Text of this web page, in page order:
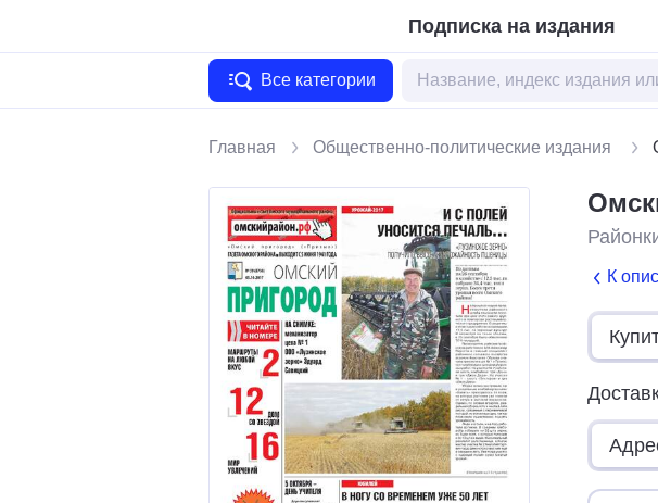
Подписка на издания
Все категории
Главная Общественно-политические издания
К